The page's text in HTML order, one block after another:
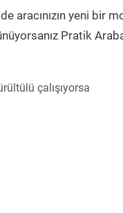
aracınızın yeni bir
Pratik
çalışıyorsa